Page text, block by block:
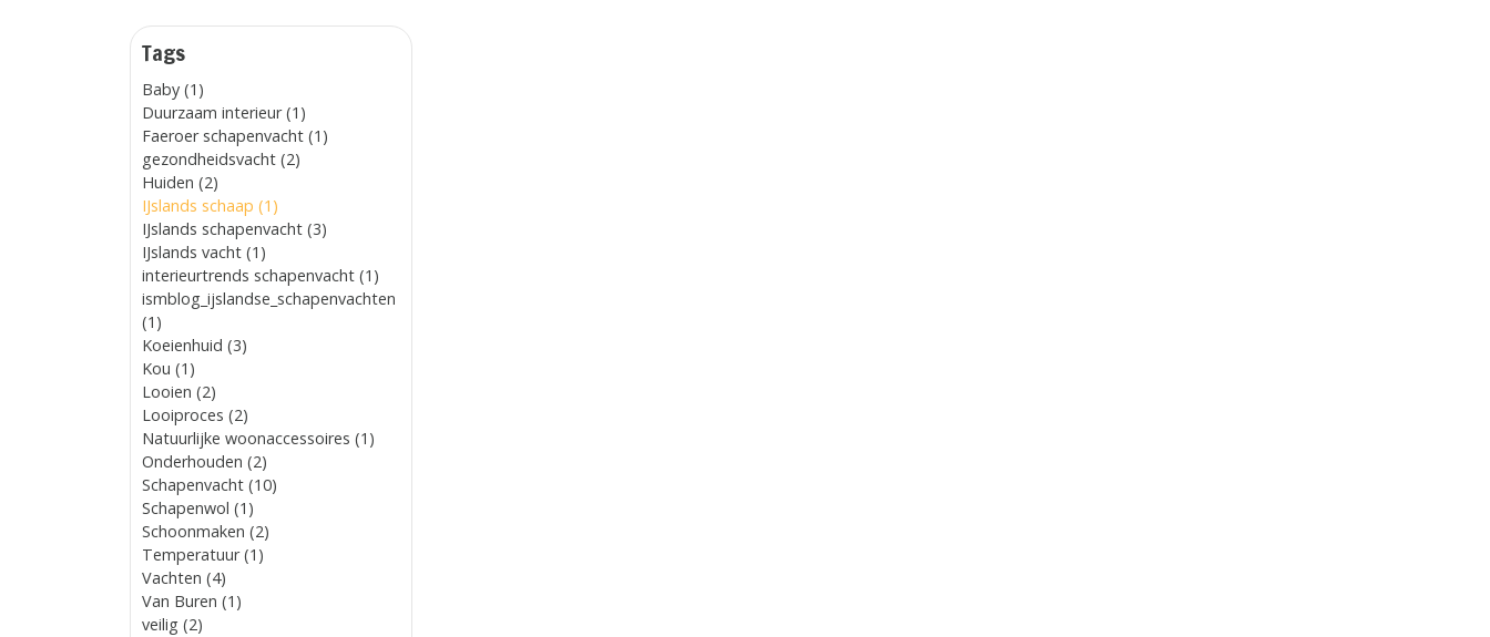
Tags
Baby (1)
Duurzaam interieur (1)
Faeroer schapenvacht (1)
gezondheidsvacht (2)
Huiden (2)
IJslands schaap (1)
IJslands schapenvacht (3)
IJslands vacht (1)
interieurtrends schapenvacht (1)
ismblog_ijslandse_schapenvachten
(1)
Koeienhuid (3)
Kou (1)
Looien (2)
Looiproces (2)
Natuurlijke woonaccessoires (1)
Onderhouden (2)
Schapenvacht (10)
Schapenwol (1)
Schoonmaken (2)
Temperatuur (1)
Vachten (4)
Van Buren (1)
veilig (2)